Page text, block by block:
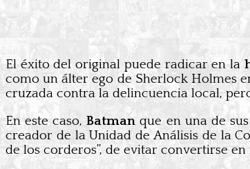
El éxito del original puede radicar en la
como un álter ego de Sherlock Holmes
cruzada contra la delincuencia local,
En este caso,Batman que en una de
creador de la Unidad de Análisis de la
de los corderos”, de evitar convertirse en